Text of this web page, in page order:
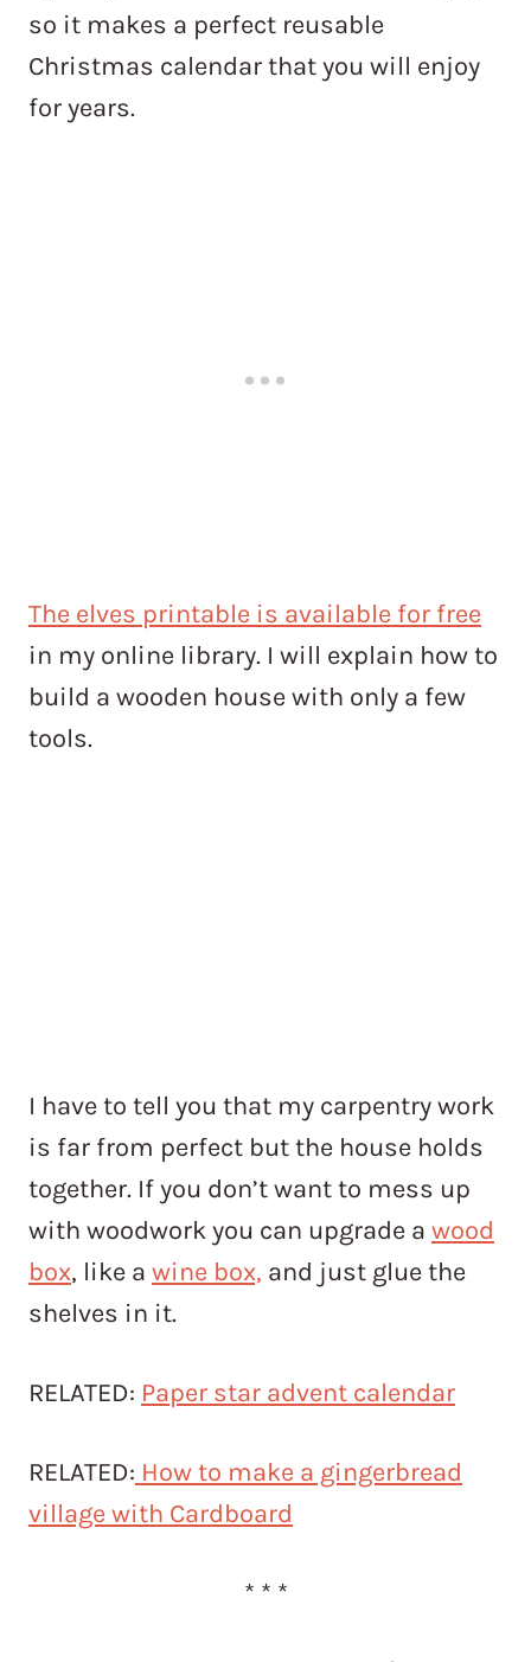
so it makes a perfect reusable
Christmas calendar that you will enjoy
for years.
The elves printable is available for free
in my online library. I will explain how to
build a wooden house with only a few
tools.
I have to tell you that my carpentry work
is far from perfect but the house holds
together. If you don’t want to mess up
with woodwork you can upgrade a wood
box, like a wine box, and just glue the
shelves in it.
RELATED: Paper star advent calendar
RELATED: How to make a gingerbread
village with Cardboard
* * *